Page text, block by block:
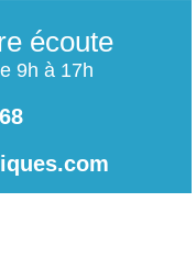
écoute
9h à 17h